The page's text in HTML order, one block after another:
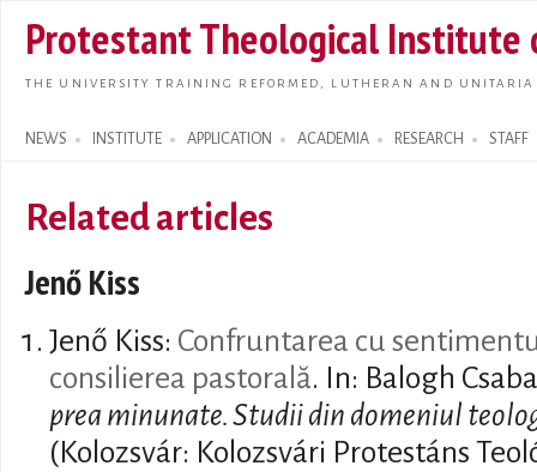
main
Protestant Theological Institute
THE UNIVERSITY TRAINING REFORMED, LUTHERAN AND
NEWS INSTITUTE APPLICATION ACADEMIA RESEARCH STAFF
Search form
Related articles
Jenő Kiss
Jenő Kiss: Confruntarea cu
consilierea pastorală. In: Balogh
prea minunate. Studii din domeniul
(Kolozsvár: Kolozsvári Protestáns